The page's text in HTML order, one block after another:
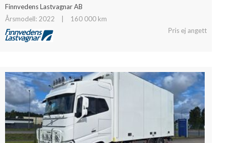
Finnvedens Lastvagnar AB
Årsmodell: 2022
160 000 km
Pris ej angett